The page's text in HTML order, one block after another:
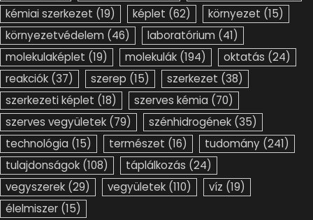
kémiai szerkezet (19) képlet (62) környezet (15)
környezetvédelem (46) laboratórium (41)
molekulaképlet (19) molekulák (194) oktatás (24)
reakciók (37) szerep (15) szerkezet (38)
szerkezeti képlet (18) szerves kémia (70)
szerves vegyületek (79) szénhidrogének (35)
technológia (15) természet (16) tudomány (241)
tulajdonságok (108) táplálkozás (24)
vegyszerek (29) vegyületek (110) víz (19)
élelmiszer (15)